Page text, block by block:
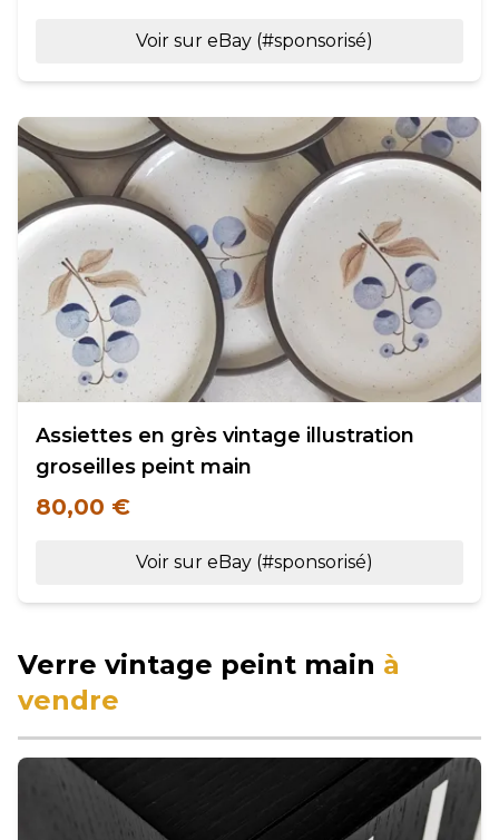
Voir sur eBay (#sponsorisé)
Assiettes en grès vintage illustration
groseilles peint main
80,00 €
Voir sur eBay (#sponsorisé)
Verre vintage peint main à
vendre